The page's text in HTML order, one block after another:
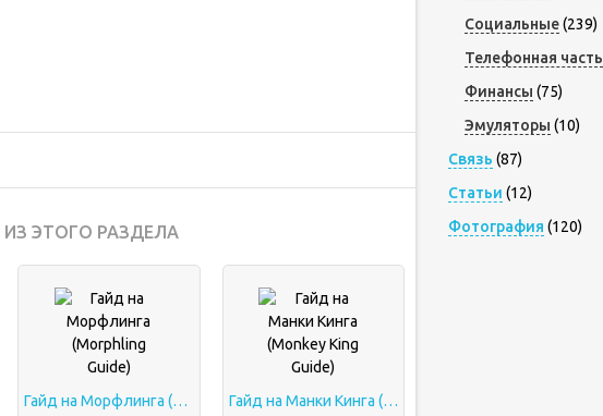
ЭТОГО РАЗДЕЛА
Гайд на Морфлинга (Morphling Guide) Гайд на Манки Кинга (Monkey King Guide)
Социальные(239)
Телефонная часть
Финансы (75)
Эмуляторы (10)
Связь (87)
Статьи (12)
Фотография (120)